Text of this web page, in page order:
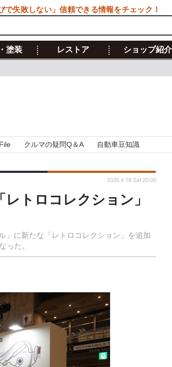
塗装 レストア ショップ紹介
クルマの疑問Q＆A 自動車豆知識
トロコレクション」
」に新たな「レトロコレクション」を追加
った。
2026.4.18 Sat 20:00
で失敗しない」信頼できる情報をチェック！